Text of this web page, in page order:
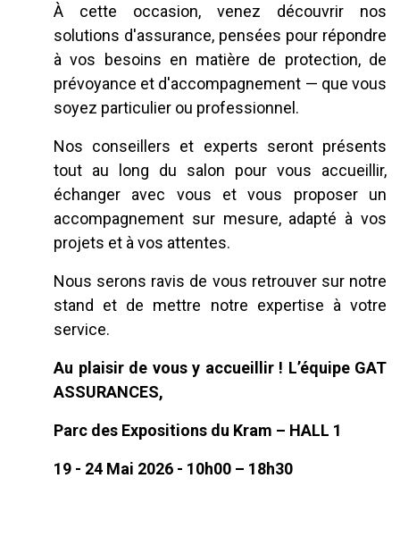
À cette occasion, venez découvrir nos
solutions d'assurance, pensées pour répondre
à vos besoins en matière de protection, de
prévoyance et d'accompagnement — que vous
soyez particulier ou professionnel.
Nos conseillers et experts seront présents
tout au long du salon pour vous accueillir,
échanger avec vous et vous proposer un
accompagnement sur mesure, adapté à vos
projets et à vos attentes.
Nous serons ravis de vous retrouver sur notre
stand et de mettre notre expertise à votre
service.
Au plaisir de vous y accueillir ! L’équipe GAT
ASSURANCES,
Parc des Expositions du Kram – HALL 1
19 - 24 Mai 2026 - 10h00 – 18h30